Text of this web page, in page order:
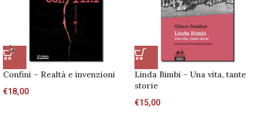
Confini – Realtà e invenzioni
€18,00
Linda Bimbi – Una vita, tante
storie
€15,00